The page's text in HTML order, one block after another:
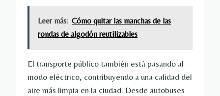
Leer más: Cómo quitar las manchas de las
rondas de algodón reutilizables
El transporte público también está pasando al
modo eléctrico, contribuyendo a una calidad del
aire más limpia en la ciudad. Desde autobuses